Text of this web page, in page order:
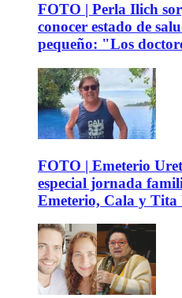
FOTO | Perla Ilich
conocer estado de
pequeño: "Los
FOTO | Emeterio
especial jornada
Emeterio, Cala y Tita